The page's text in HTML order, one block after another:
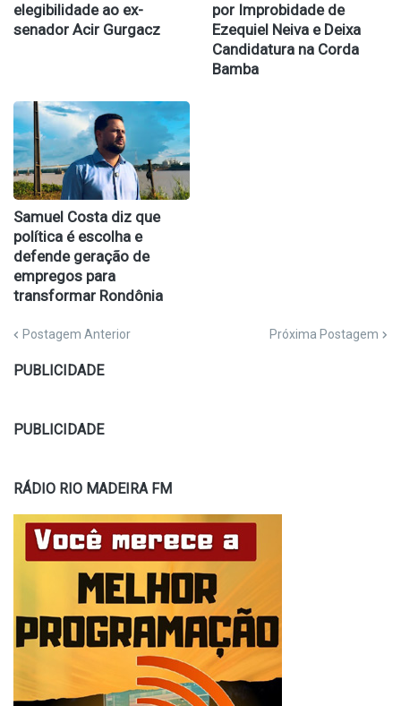
elegibilidade ao ex-
senador Acir Gurgacz
por Improbidade de
Ezequiel Neiva e Deixa
Candidatura na Corda
Bamba
Samuel Costa diz que
política é escolha e
defende geração de
empregos para
transformar Rondônia
Postagem Anterior Próxima Postagem
PUBLICIDADE
PUBLICIDADE
RÁDIO RIO MADEIRA FM